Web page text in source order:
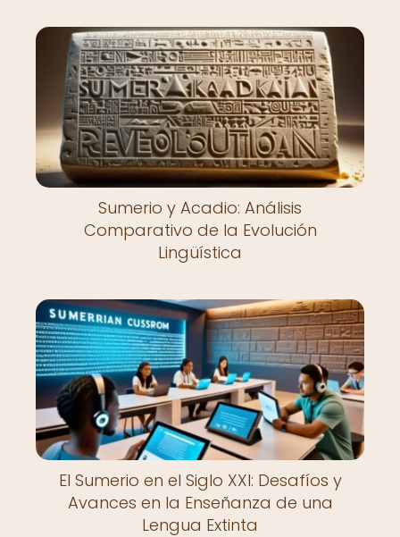
Sumerio y Acadio: Análisis
Comparativo de la Evolución
Lingüística
El Sumerio en el Siglo XXI: Desafíos y
Avances en la Enseñanza de una
Lengua Extinta